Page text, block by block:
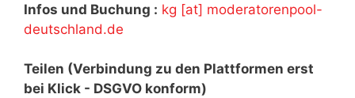
Infos und Buchung : kg [at] moderatorenpool-
deutschland.de
Teilen (Verbindung zu den Plattformen erst
bei Klick - DSGVO konform)